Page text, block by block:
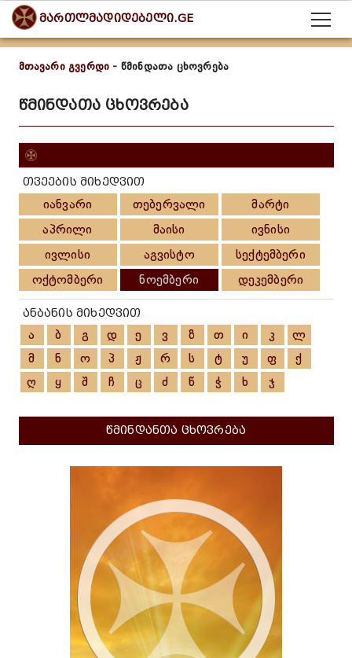
მართლმადიდებელი.GE
მთავარი გვერდი - წმინდათა ცხოვრება
წმინდათა ცხოვრება
თვეების მიხედვით
იანვარი თებერვალი
მარტი
აპრილი
მაისი
ივნისი
ივლისი
აგვისტო
სექტემბერი
ოქტომბერი
ნოემბერი დეკემბერი
ანბანის მიხედვით
ა ბ გ დ ე ვ ზ თ ი კ
ლ
მ
ნ ო პ ჟ რ ს ტ უ ფ
ქ
ღ
ყ შ ჩ ც ძ წ ჭ ხ ჯ
წმინდანთა ცხოვრება